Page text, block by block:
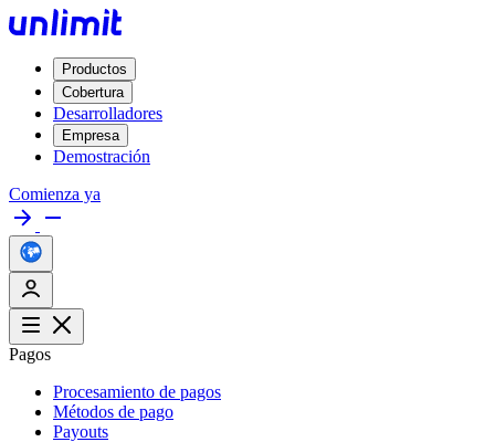
Productos
Cobertura
Desarrolladores
Empresa
Demostración
Comienza ya
Pagos
Procesamiento de pagos
Métodos de pago
Payouts